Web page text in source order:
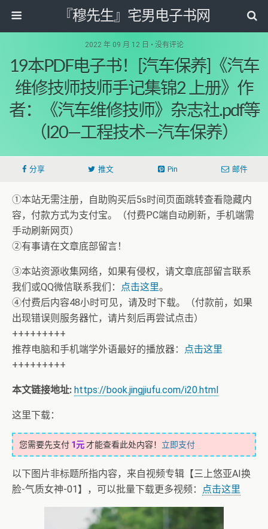
『穆先生』宅男电子书网
2022 年 09 月 12 日 • 没有评论
19本PDF电子书！[汽车保养]《汽车
维修技师技师手记集锦2 上册》作
者：《汽车维修技师》杂志社.pdf等
（I20—工程技术—汽车保养）
分享 推文 Pin 邮件
①本站无需注册，自助购买后5s时间页面跳转查看隐藏内
容，付款方式为支付宝。（付费PC端自动刷新，手机端需
手动刷新网页）
②有事请在文章底部留言！
③本站资源收集网络，如果有侵权，请文章底部留言联系
我们或QQ微信联系我们：
点击这里。
④付费后内容48小时可见，请及时下载。（付款前，如果
出现错误则服务器忙，请片刻后再尝试点击）
+++++++++
推荐电脑和手机端学外语最好的播放器：
点击这里
+++++++++
本文链接地址: https://book.jingjiufu.com/i20.html
这里下载：
您需要先支付 1元 才能查看此处内容！ 立即支付
以下图片非标题所指内容，来自视频专辑【三上悠亚AI换
脸-气质女神-01】，可以批量下载更多视频：
点击这里